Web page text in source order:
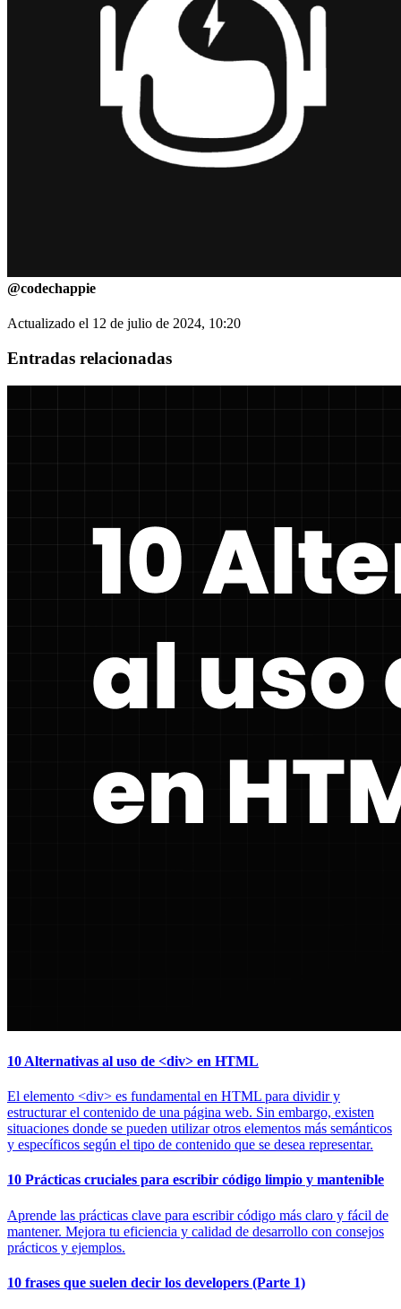
@codechappie
Actualizado el 12 de julio de 2024, 10:20
Entradas relacionadas
10 Alternativas al uso de <div> en HTML
El elemento <div> es fundamental en HTML para dividir y
estructurar el contenido de una página web. Sin embargo, existen
situaciones donde se pueden utilizar otros elementos más semánticos
y específicos según el tipo de contenido que se desea representar.
10 Prácticas cruciales para escribir código limpio y mantenible
Aprende las prácticas clave para escribir código más claro y fácil de
mantener. Mejora tu eficiencia y calidad de desarrollo con consejos
prácticos y ejemplos.
10 frases que suelen decir los developers (Parte 1)